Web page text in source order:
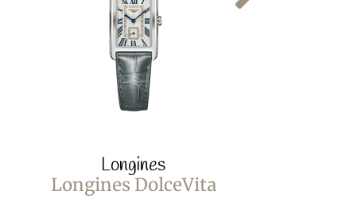
Longines
Longines DolceVita